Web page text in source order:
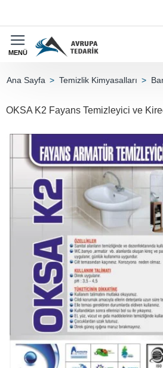
Temizlik Kimyasalları
OKSA K2 Fayans Temizleyici ve